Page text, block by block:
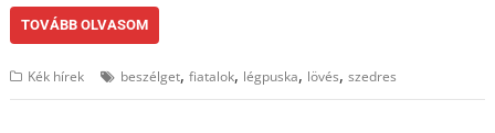
TOVÁBB OLVASOM
Kék hírek beszélget,fiatalok, légpuska, lövés,szedres